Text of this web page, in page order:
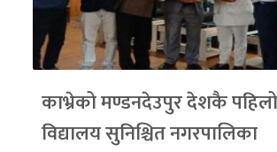
काभ्रेको मण्डनदेउपुर देशकै
विद्यालय सुनिश्चित नगरपालिका